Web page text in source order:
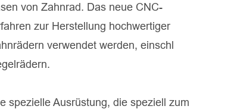
von Zahnrad. Das neue CNC-
zur Herstellung hochwertiger
verwendet werden, einschl
spezielle Ausrüstung, die speziell zum